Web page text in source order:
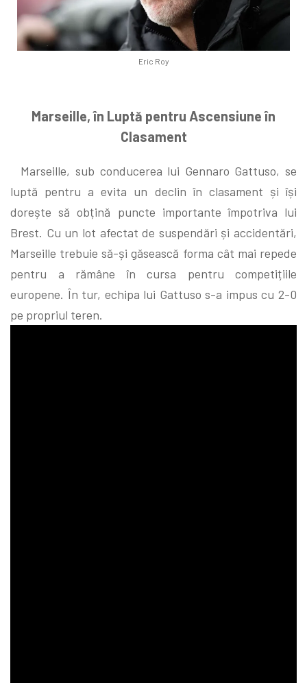
Eric Roy
Marseille, în Luptă pentru Ascensiune în
Clasament
Marseille, sub conducerea lui Gennaro Gattuso, se
luptă pentru a evita un declin în clasament și își
dorește să obțină puncte importante împotriva lui
Brest. Cu un lot afectat de suspendări și accidentări,
Marseille trebuie să-și găsească forma cât mai repede
pentru a rămâne în cursa pentru competițiile
europene. În tur, echipa lui Gattuso s-a impus cu 2-0
pe propriul teren.